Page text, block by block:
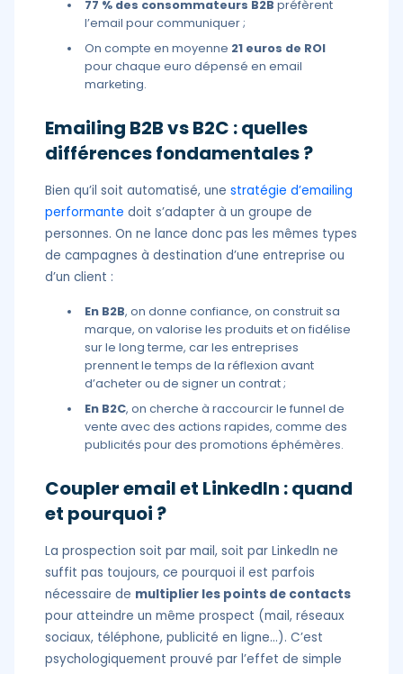
77 % des consommateurs B2B préfèrent
l’email pour communiquer ;
On compte en moyenne 21 euros de ROI
pour chaque euro dépensé en email
marketing.
Emailing B2B vs B2C : quelles
différences fondamentales ?
Bien qu’il soit automatisé, une stratégie d’emailing
performante doit s’adapter à un groupe de
personnes. On ne lance donc pas les mêmes types
de campagnes à destination d’une entreprise ou
d’un client :
En B2B, on donne confiance, on construit sa
marque, on valorise les produits et on fidélise
sur le long terme, car les entreprises
prennent le temps de la réflexion avant
d’acheter ou de signer un contrat ;
En B2C, on cherche à raccourcir le funnel de
vente avec des actions rapides, comme des
publicités pour des promotions éphémères.
Coupler email et LinkedIn : quand
et pourquoi ?
La prospection soit par mail, soit par LinkedIn ne
suffit pas toujours, ce pourquoi il est parfois
nécessaire de multiplier les points de contacts
pour atteindre un même prospect (mail, réseaux
sociaux, téléphone, publicité en ligne…). C’est
psychologiquement prouvé par l’effet de simple